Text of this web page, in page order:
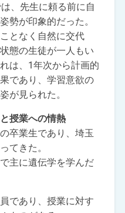
、先生に頼る前に自
勢が印象的だった。
となく自然に交代
態の生徒が一人もい
は、1年次から計画的
であり、学習意欲の
が見られた。
授業への情熱
卒業生であり、埼玉
てきた。
主に遺伝学を学んだ
であり、授業に対す